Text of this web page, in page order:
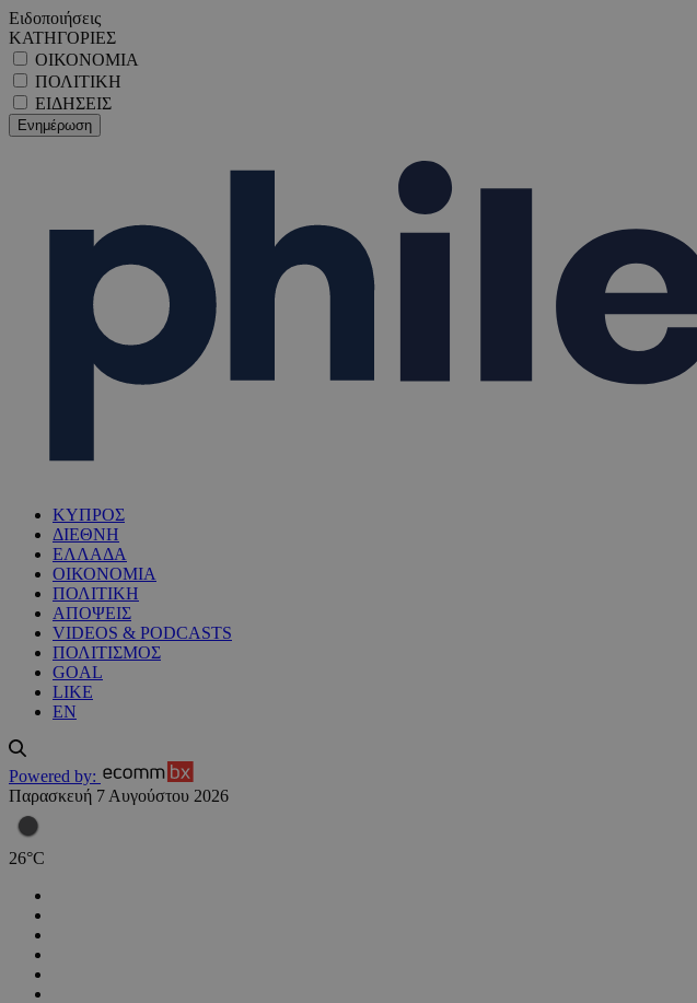
Ειδοποιήσεις
ΚΑΤΗΓΟΡΙΕΣ
ΟΙΚΟΝΟΜΙΑ
ΠΟΛΙΤΙΚΗ
ΕΙΔΗΣΕΙΣ
ΚΥΠΡΟΣ
ΔΙΕΘΝΗ
ΕΛΛΑΔΑ
ΟΙΚΟΝΟΜΙΑ
ΠΟΛΙΤΙΚΗ
ΑΠΟΨΕΙΣ
VIDEOS & PODCASTS
ΠΟΛΙΤΙΣΜΟΣ
GOAL
LIKE
EN
Powered by:
Παρασκευή 7 Αυγούστου 2026
26°C